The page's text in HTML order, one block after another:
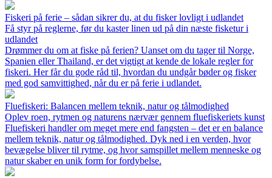
Fiskeri på ferie – sådan sikrer du, at du fisker lovligt i udlandet
Få styr på reglerne, før du kaster linen ud på din næste fisketur i
udlandet
Drømmer du om at fiske på ferien? Uanset om du tager til Norge,
Spanien eller Thailand, er det vigtigt at kende de lokale regler for
fiskeri. Her får du gode råd til, hvordan du undgår bøder og fisker
med god samvittighed, når du er på ferie i udlandet.
Fluefiskeri: Balancen mellem teknik, natur og tålmodighed
Oplev roen, rytmen og naturens nærvær gennem fluefiskeriets kunst
Fluefiskeri handler om meget mere end fangsten – det er en balance
mellem teknik, natur og tålmodighed. Dyk ned i en verden, hvor
bevægelse bliver til rytme, og hvor samspillet mellem menneske og
natur skaber en unik form for fordybelse.